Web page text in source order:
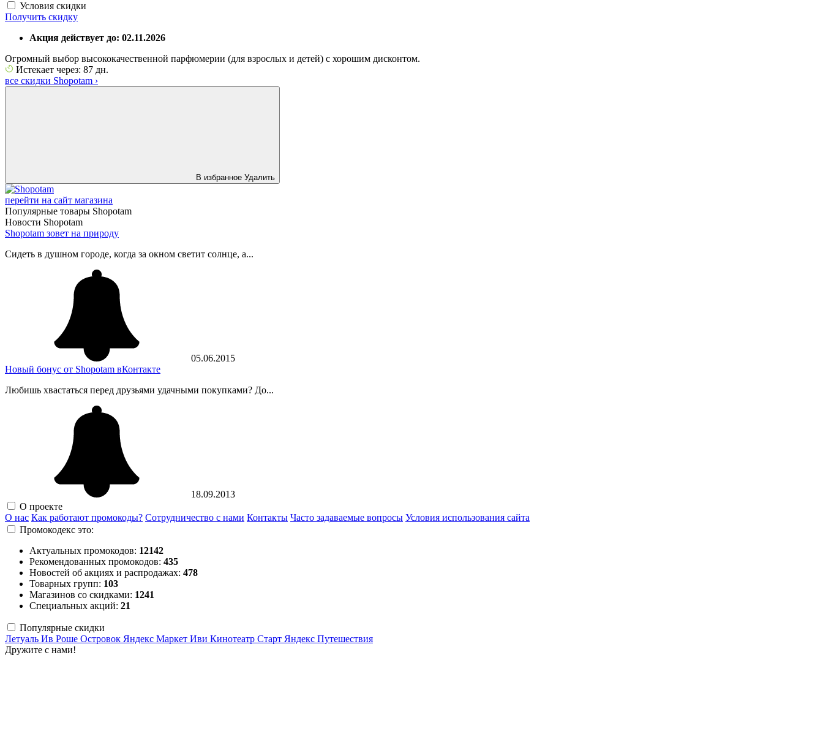
Условия скидки
Получить скидку
Акция действует до: 02.11.2026
Огромный выбор высококачественной парфюмерии (для взрослых и детей) с хорошим дисконтом.
Истекает через: 87 дн.
все скидки Shopotam ›
В избранное Удалить
перейти на сайт магазина
Популярные товары Shopotam
Новости Shopotam
Shopotam зовет на природу
Сидеть в душном городе, когда за окном светит солнце, а...
05.06.2015
Новый бонус от Shopotam вКонтакте
Любишь хвастаться перед друзьями удачными покупками? До...
18.09.2013
О проекте
О нас Как работают промокоды? Сотрудничество с нами Контакты Часто задаваемые вопросы Условия использования сайта
Промокодекс это:
Актуальных промокодов: 12142
Рекомендованных промокодов: 435
Новостей об акциях и распродажах: 478
Товарных групп: 103
Магазинов со скидками: 1241
Специальных акций: 21
Популярные скидки
Летуаль Ив Роше Островок Яндекс Маркет Иви Кинотеатр Старт Яндекс Путешествия
Дружите с нами!